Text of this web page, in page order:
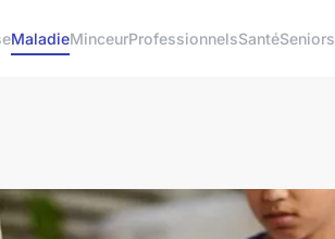
MaladieMinceurProfessionnelsSantéSeniors